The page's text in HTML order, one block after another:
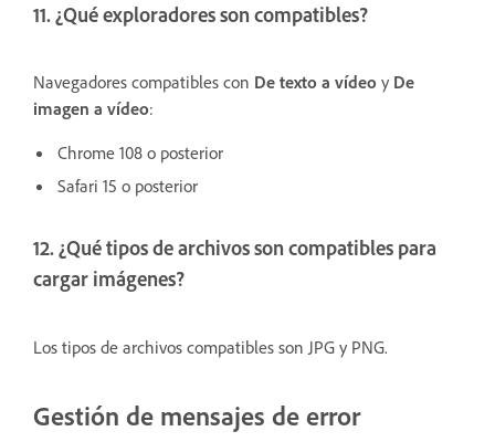
11. ¿Qué exploradores son compatibles?
Navegadores compatibles con De texto a vídeo y De
imagen a vídeo:
Chrome 108 o posterior
Safari 15 o posterior
12. ¿Qué tipos de archivos son compatibles para
cargar imágenes?
Los tipos de archivos compatibles son JPG y PNG.
Gestión de mensajes de error